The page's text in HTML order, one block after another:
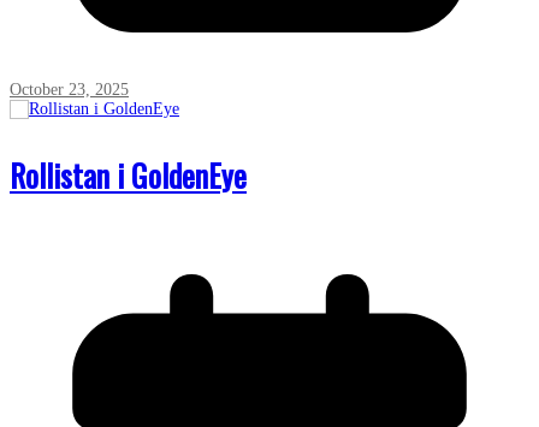
October 23, 2025
Rollistan i GoldenEye